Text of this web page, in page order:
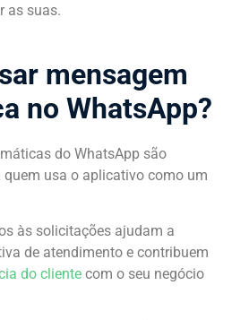
as suas.
mensagem
no WhatsApp?
do WhatsApp são
quem usa o aplicativo como um
às solicitações ajudam a
de atendimento e contribuem
do cliente com o seu negócio